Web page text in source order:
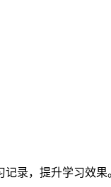
记录，提升学习效